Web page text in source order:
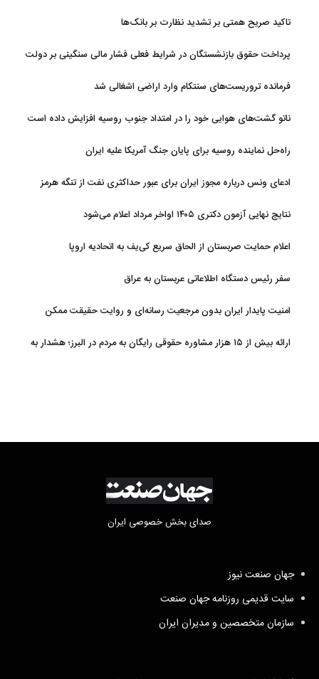
تاکید صریح همتی بر تشدید نظارت بر بانک‌ها
پرداخت حقوق بازنشستگان در شرایط فعلی فشار مالی سنگینی بر دولت
فرمانده تروریست‌های سنتکام وارد اراضی اشغالی شد
ناتو گشت‌های هوایی خود را در امتداد جنوب روسیه افزایش داده است
راه‌حل نماینده روسیه برای پایان جنگ آمریکا علیه ایران
ادعای ونس درباره مجوز ایران برای عبور حداکثری نفت از تنگه هرمز
نتایج نهایی آزمون دکتری ۱۴۰۵ اواخر مرداد اعلام می‌شود
اعلام حمایت صربستان از الحاق سریع کی‌یف به اتحادیه اروپا
سفر رئیس دستگاه اطلاعاتی عربستان به عراق
امنیت پایدار ایران بدون مرجعیت رسانه‌ای و روایت حقیقت ممکن
ارائه بیش از ۱۵ هزار مشاوره حقوقی رایگان به مردم در البرز؛ هشدار به
صدای بخش خصوصی ایران
جهان صنعت نیوز
سایت قدیمی روزنامه جهان صنعت
سازمان متخصصین و مدیران ایران